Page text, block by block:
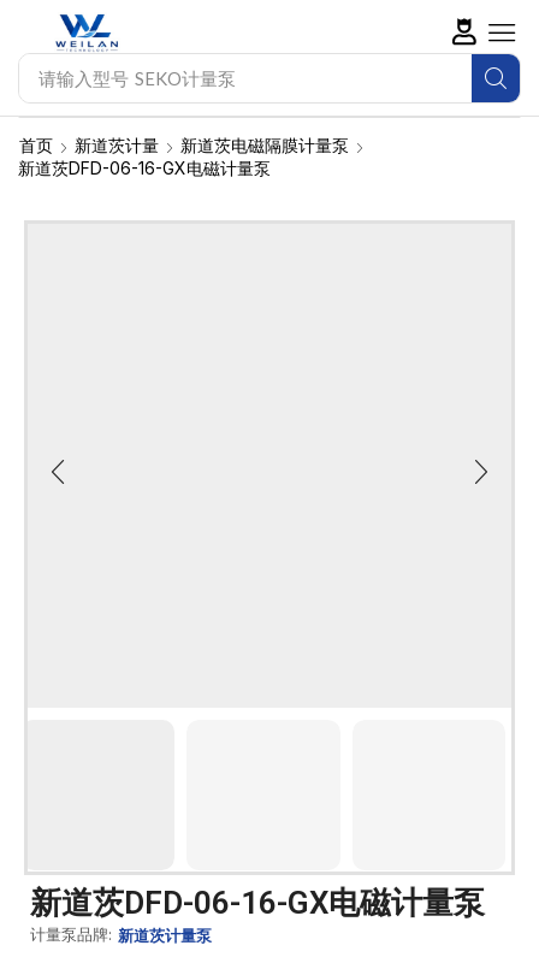
请输入型号 SEKO计量泵
首页 新道茨计量
新道茨电磁隔膜计量泵
新道茨DFD-06-16-GX电磁计量泵
新道茨DFD-06-16-GX电磁计量泵
计量泵品牌: 新道茨计量泵